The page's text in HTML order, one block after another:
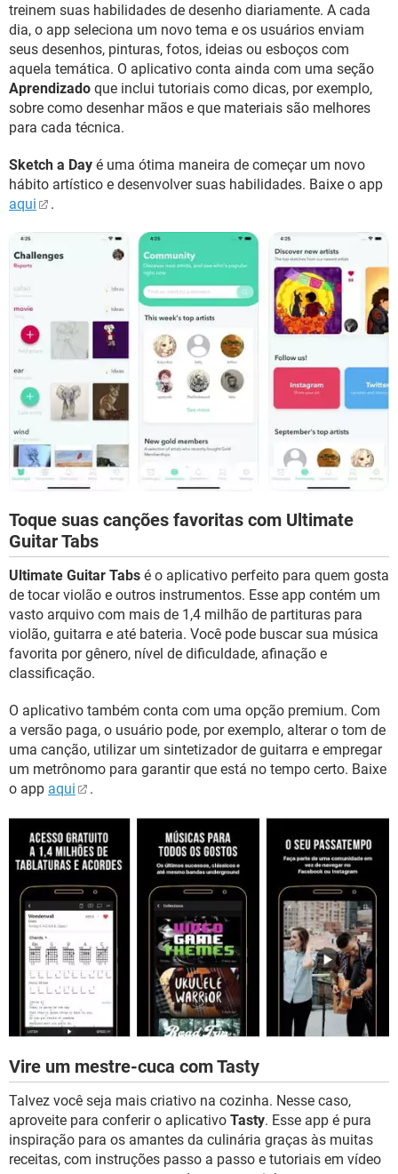
treinem suas habilidades de desenho diariamente. A cada
dia, o app seleciona um novo tema e os usuários enviam
seus desenhos, pinturas, fotos, ideias ou esboços com
aquela temática. O aplicativo conta ainda com uma seção
Aprendizado que inclui tutoriais como dicas, por exemplo,
sobre como desenhar mãos e que materiais são melhores
para cada técnica.
Sketch a Day é uma ótima maneira de começar um novo
hábito artístico e desenvolver suas habilidades. Baixe o app
aqui
.
Toque suas canções favoritas com Ultimate
Guitar Tabs
Ultimate Guitar Tabs é o aplicativo perfeito para quem gosta
de tocar violão e outros instrumentos. Esse app contém um
vasto arquivo com mais de 1,4 milhão de partituras para
violão, guitarra e até bateria. Você pode buscar sua música
favorita por gênero, nível de dificuldade, afinação e
classificação.
O aplicativo também conta com uma opção premium. Com
a versão paga, o usuário pode, por exemplo, alterar o tom de
uma canção, utilizar um sintetizador de guitarra e empregar
um metrônomo para garantir que está no tempo certo. Baixe
o app aqui .
Vire um mestre-cuca com Tasty
Talvez você seja mais criativo na cozinha. Nesse caso,
aproveite para conferir o aplicativo Tasty. Esse app é pura
inspiração para os amantes da culinária graças às muitas
receitas, com instruções passo a passo e tutoriais em vídeo